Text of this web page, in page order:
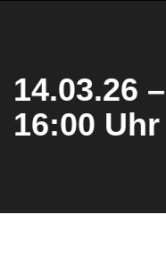
14.03.26
16:00 Uhr